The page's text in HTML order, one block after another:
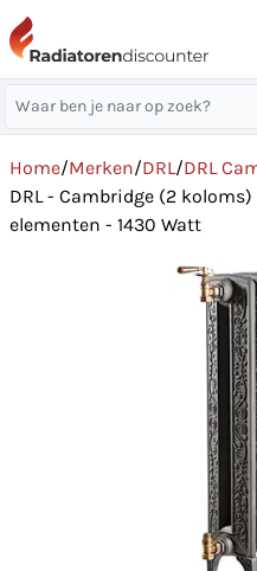
Home/Merken/DRL/DRL
DRL - Cambridge (2 koloms)
elementen - 1430 Watt